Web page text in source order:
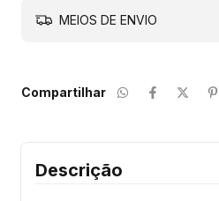
MEIOS DE ENVIO
Compartilhar
Descrição